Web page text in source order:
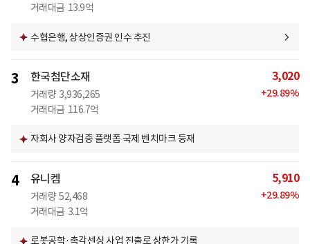
거래대금 13.9억
수협은행, 상상인증권 인수 추진
3 한국첨단소재
거래량 3,936,265
거래대금 116.7억
3,020
+29.89%
자회사 양자검증 플랫폼 국제 벤치마크 등재
4 유니켐
거래량 52,468
거래대금 3.1억
5,910
+29.89%
로봇공학·촉각센싱 사업 진출로 상한가 기록